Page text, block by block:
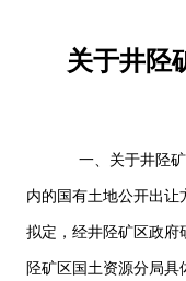
关于井陉
一、关于井陉矿
内的国有土地公开出让
拟定，经井陉矿区政府
陉矿区国土资源分局